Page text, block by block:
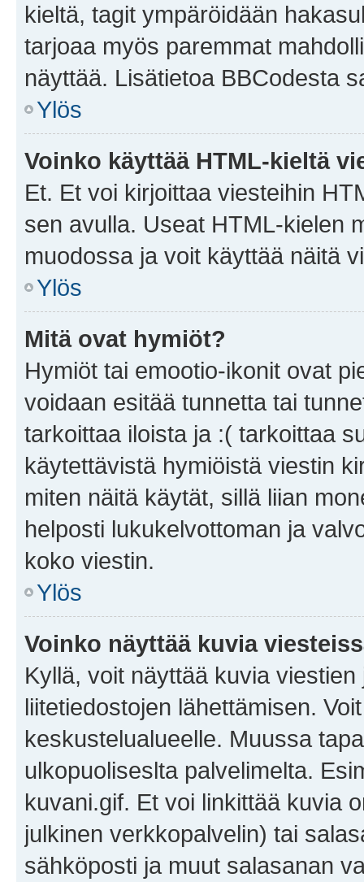
kieltä, tagit ympäröidään
tarjoaa myös paremmat
näyttää. Lisätietoa BBCodesta
Ylös
Voinko käyttää HTML-kieltä
Et. Et voi kirjoittaa viesteihin
sen avulla. Useat HTML-kielen
muodossa ja voit käyttää näitä
Ylös
Mitä ovat hymiöt?
Hymiöt tai emootio-ikonit ovat
voidaan esitää tunnetta tai
tarkoittaa iloista ja :( tarkoittaa
käytettävistä hymiöistä viestin
miten näitä käytät, sillä liian
helposti lukukelvottoman ja
koko viestin.
Ylös
Voinko näyttää kuvia
Kyllä, voit näyttää kuvia
liitetiedostojen lähettämisen.
keskustelualueelle. Muussa
ulkopuoliseslta palvelimelta.
kuvani.gif. Et voi linkittää kuvia
julkinen verkkopalvelin) tai
sähköposti ja muut salasanan